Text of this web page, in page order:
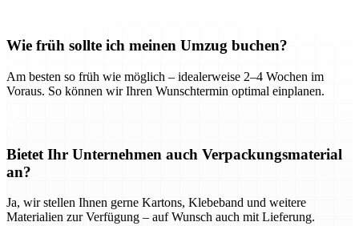
Wie früh sollte ich meinen Umzug buchen?
Am besten so früh wie möglich – idealerweise 2–4 Wochen im
Voraus. So können wir Ihren Wunschtermin optimal einplanen.
Bietet Ihr Unternehmen auch Verpackungsmaterial
an?
Ja, wir stellen Ihnen gerne Kartons, Klebeband und weitere
Materialien zur Verfügung – auf Wunsch auch mit Lieferung.